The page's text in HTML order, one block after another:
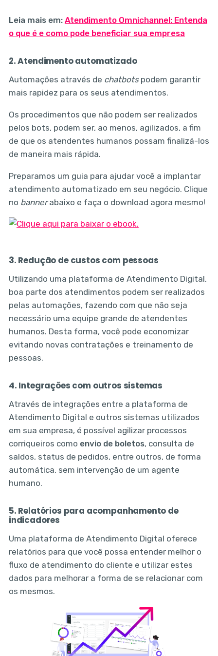
Leia mais em: Atendimento Omnichannel: Entenda
o que é e como pode beneficiar sua empresa
2. Atendimento automatizado
Automações através de chatbotspodem garantir
mais rapidez para os seus atendimentos.
Os procedimentos que não podem ser realizados
pelos bots, podem ser, ao menos, agilizados, a fim
de que os atendentes humanos possam finalizá-los
de maneira mais rápida.
Preparamos um guia para ajudar você a implantar
atendimento automatizado em seu negócio. Clique
no bannerabaixo e faça o download agora mesmo!
3. Redução de custos com pessoas
Utilizando uma plataforma de Atendimento Digital,
boa parte dos atendimentos podem ser realizados
pelas automações, fazendo com que não seja
necessário uma equipe grande de atendentes
humanos. Desta forma, você pode economizar
evitando novas contratações e treinamento de
pessoas.
4. Integrações com outros sistemas
Através de integrações entre a plataforma de
Atendimento Digital e outros sistemas utilizados
em sua empresa, é possível agilizar processos
corriqueiros como envio de boletos, consulta de
saldos, status de pedidos, entre outros, de forma
automática, sem intervenção de um agente
humano.
5. Relatórios para acompanhamento de
indicadores
Uma plataforma de Atendimento Digital oferece
relatórios para que você possa entender melhor o
fluxo de atendimento do cliente e utilizar estes
dados para melhorar a forma de se relacionar com
os mesmos.